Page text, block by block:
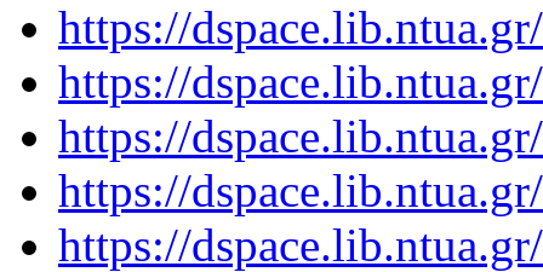
https://
https://
https://
https://
https://